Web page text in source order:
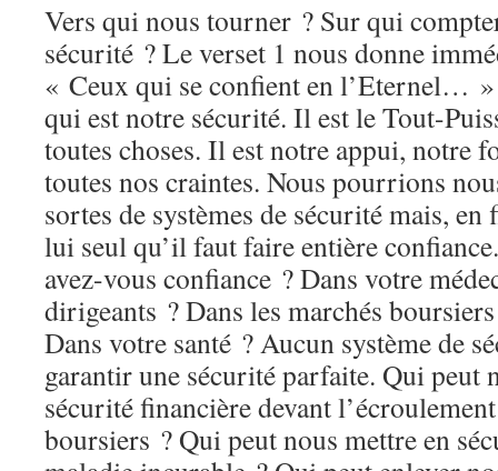
Vers qui nous tourner ? Sur qui
sécurité ? Le verset 1 nous donne
« Ceux qui se confient en l’Eternel…
qui est notre sécurité. Il est le Tout-
toutes choses. Il est notre appui, notre
toutes nos craintes. Nous pourrions
sortes de systèmes de sécurité mais, en
lui seul qu’il faut faire entière
avez-vous confiance ? Dans votre
dirigeants ? Dans les marchés
Dans votre santé ? Aucun système de
garantir une sécurité parfaite. Qui peut
sécurité financière devant
boursiers ? Qui peut nous mettre en